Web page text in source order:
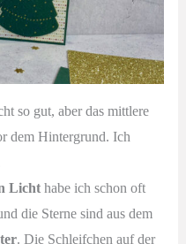
so gut, aber das mittlere
dem Hintergrund. Ich
Lichthabe ich schon oft
die Sterne sind aus dem
. Die Schleifchen auf der